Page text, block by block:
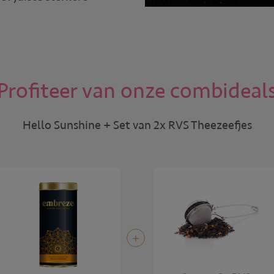
van onze
Hello Sunshine + Set van 2x RVS Theezeefjes